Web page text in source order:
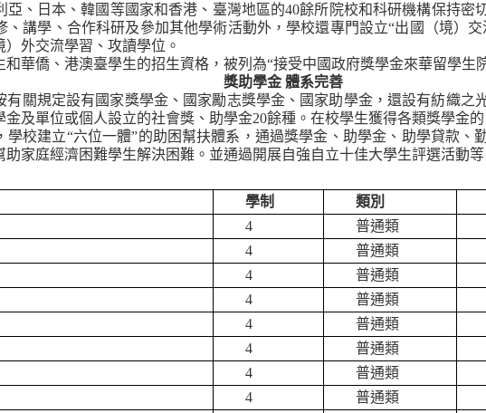
亞、日本、韓國等國家和香港、臺灣地區的40餘所院校和科研機構保持密
、講學、合作科研及參加其他學術活動外，學校還專門設立“出國（境）
外交流學習、攻讀學位。
華僑、港澳臺學生的招生資格，被列為“接受中國政府獎學金來華留學生
獎助學金 體系完善
有關規定設有國家獎學金、國家勵志獎學金、國家助學金，還設有紡織之
及單位或個人設立的社會獎、助學金20餘種。在校學生獲得各類獎學金
學校建立“六位一體”的助困幫扶體系，通過獎學金、助學金、助學貸款、
家庭經濟困難學生解決困難。並通過開展自強自立十佳大學生評選活動
學制 類別
4 普通類
4 普通類
4 普通類
4 普通類
4 普通類
4 普通類
4 普通類
4 普通類